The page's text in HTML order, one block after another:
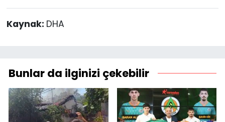
Kaynak: DHA
Bunlar da ilginizi çekebilir